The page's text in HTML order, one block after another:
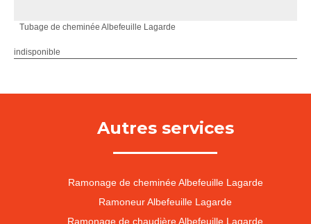
Tubage de cheminée Albefeuille Lagarde
indisponible
Autres services
Ramonage de cheminée Albefeuille Lagarde
Ramoneur Albefeuille Lagarde
Ramonage de chaudière Albefeuille Lagarde